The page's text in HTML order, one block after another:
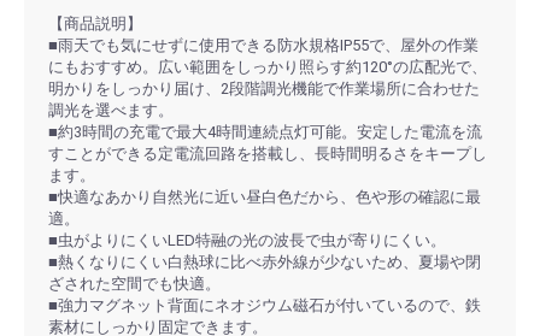
【商品説明】
■雨天でも気にせずに使用できる防水規格IP55で、屋外の作業
にもおすすめ。広い範囲をしっかり照らす約120°の広配光で、
明かりをしっかり届け、2段階調光機能で作業場所に合わせた
調光を選べます。
■約3時間の充電で最大4時間連続点灯可能。安定した電流を流
すことができる定電流回路を搭載し、長時間明るさをキープし
ます。
■快適なあかり自然光に近い昼白色だから、色や形の確認に最
適。
■虫がよりにくいLED特融の光の波長で虫が寄りにくい。
■熱くなりにくい白熱球に比べ赤外線が少ないため、夏場や閉
ざされた空間でも快適。
■強力マグネット背面にネオジウム磁石が付いているので、鉄
素材にしっかり固定できます。